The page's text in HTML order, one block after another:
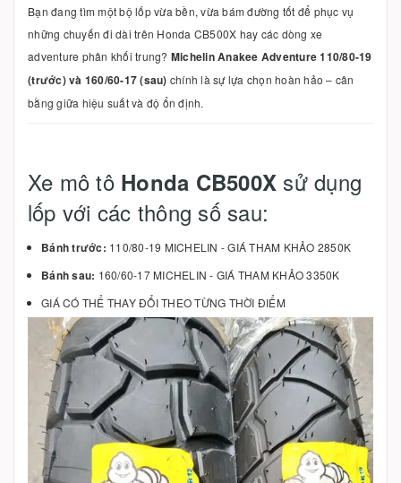
Bạn đang tìm một bộ lốp vừa bền, vừa bám đường tốt để phục vụ
những chuyến đi dài trên Honda CB500X hay các dòng xe
adventure phân khối trung? Michelin Anakee Adventure 110/80-19
(trước) và 160/60-17 (sau) chính là sự lựa chọn hoàn hảo – cân
bằng giữa hiệu suất và độ ổn định.
Xe mô tô Honda CB500X sử dụng
lốp với các thông số sau:
Bánh trước: 110/80-19 MICHELIN - GIÁ THAM KHẢO 2850K
Bánh sau: 160/60-17 MICHELIN - GIÁ THAM KHẢO 3350K
GIÁ CÓ THỂ THAY ĐỔI THEO TỪNG THỜI ĐIỂM